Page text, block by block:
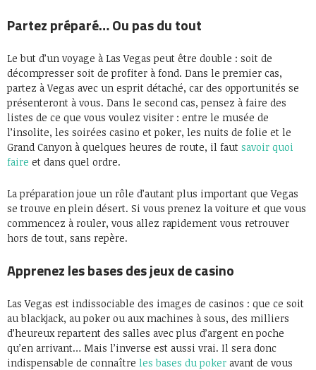
Partez préparé… Ou pas du tout
Le but d’un voyage à Las Vegas peut être double : soit de
décompresser soit de profiter à fond. Dans le premier cas,
partez à Vegas avec un esprit détaché, car des opportunités se
présenteront à vous. Dans le second cas, pensez à faire des
listes de ce que vous voulez visiter : entre le musée de
l’insolite, les soirées casino et poker, les nuits de folie et le
Grand Canyon à quelques heures de route, il faut savoir quoi
faire et dans quel ordre.
La préparation joue un rôle d’autant plus important que Vegas
se trouve en plein désert. Si vous prenez la voiture et que vous
commencez à rouler, vous allez rapidement vous retrouver
hors de tout, sans repère.
Apprenez les bases des jeux de casino
Las Vegas est indissociable des images de casinos : que ce soit
au blackjack, au poker ou aux machines à sous, des milliers
d’heureux repartent des salles avec plus d’argent en poche
qu’en arrivant… Mais l’inverse est aussi vrai. Il sera donc
indispensable de connaître les bases du poker avant de vous